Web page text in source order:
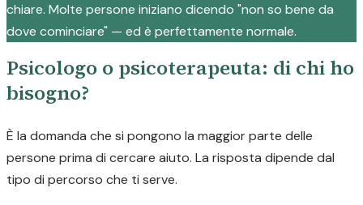
chiare. Molte persone iniziano dicendo "non so bene da
dove cominciare" — ed è perfettamente normale.
Psicologo o psicoterapeuta: di chi ho
bisogno?
È la domanda che si pongono la maggior parte delle
persone prima di cercare aiuto. La risposta dipende dal
tipo di percorso che ti serve.